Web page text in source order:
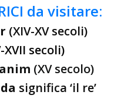
da visitare:
(XIV-XV secoli)
XVII secoli)
(XV secolo)
significa ‘il re’